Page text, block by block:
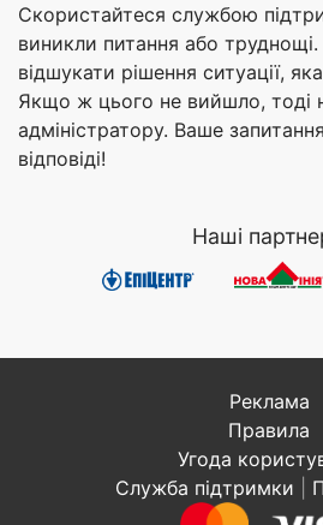
Скористайтеся службою
виникли питання або
відшукати рішення ситуації,
Якщо ж цього не вийшло, тоді
адміністратору. Ваше
відповіді!
Наші
Реклама
Правила
Угода
Служба підтримки